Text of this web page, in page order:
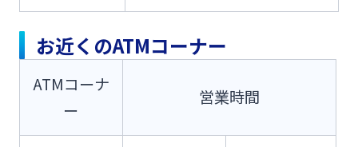
個人のお客さま
法人・個人事業主のお客さま
お近くのATMコーナー
ATMコーナ
ー
営業時間